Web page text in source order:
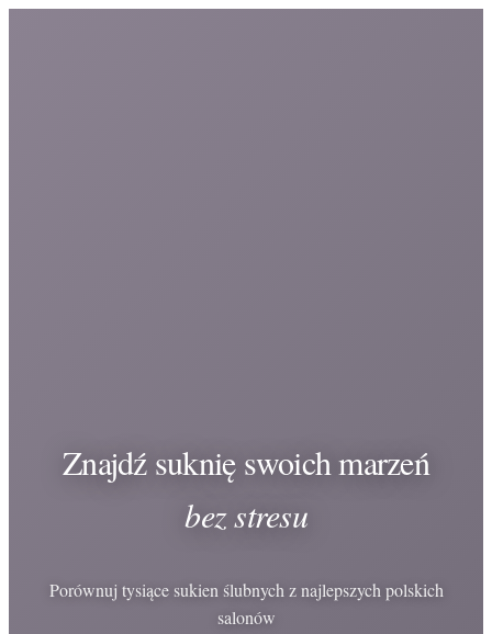
Znajdź suknię swoich marzeń
bez stresu
Porównuj tysiące sukien ślubnych z najlepszych polskich
salonów